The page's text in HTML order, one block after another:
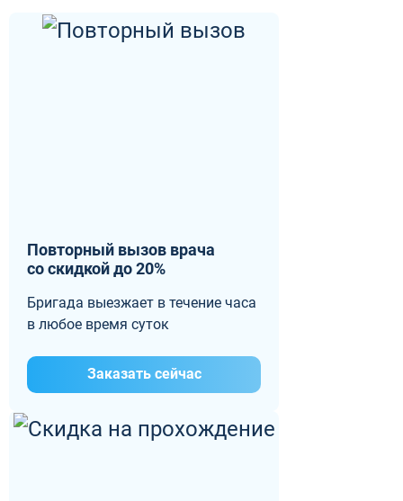
Повторный вызов врача
со скидкой до 20%
Бригада выезжает в течение часа
в любое время суток
Заказать сейчас